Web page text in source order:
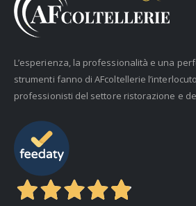
L’esperienza, la professionalità e una
strumenti fanno di AFcoltellerie
professionisti del settore ristorazione e